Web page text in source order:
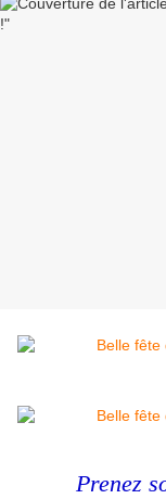
Prenez